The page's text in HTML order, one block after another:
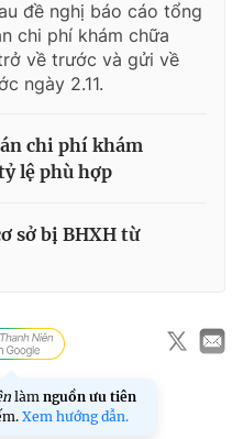
đề nghị báo cáo tổng
chi phí khám chữa
về trước và gửi về
ngày 2.11.
chi phí khám
lệ phù hợp
sở bị BHXH từ
làm nguồn ưu tiên
Xem hướng dẫn.